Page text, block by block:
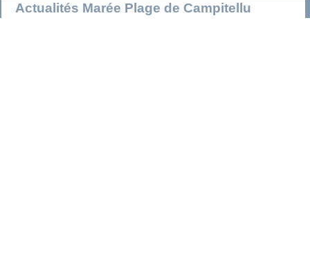
Actualités Marée Plage de Campitellu